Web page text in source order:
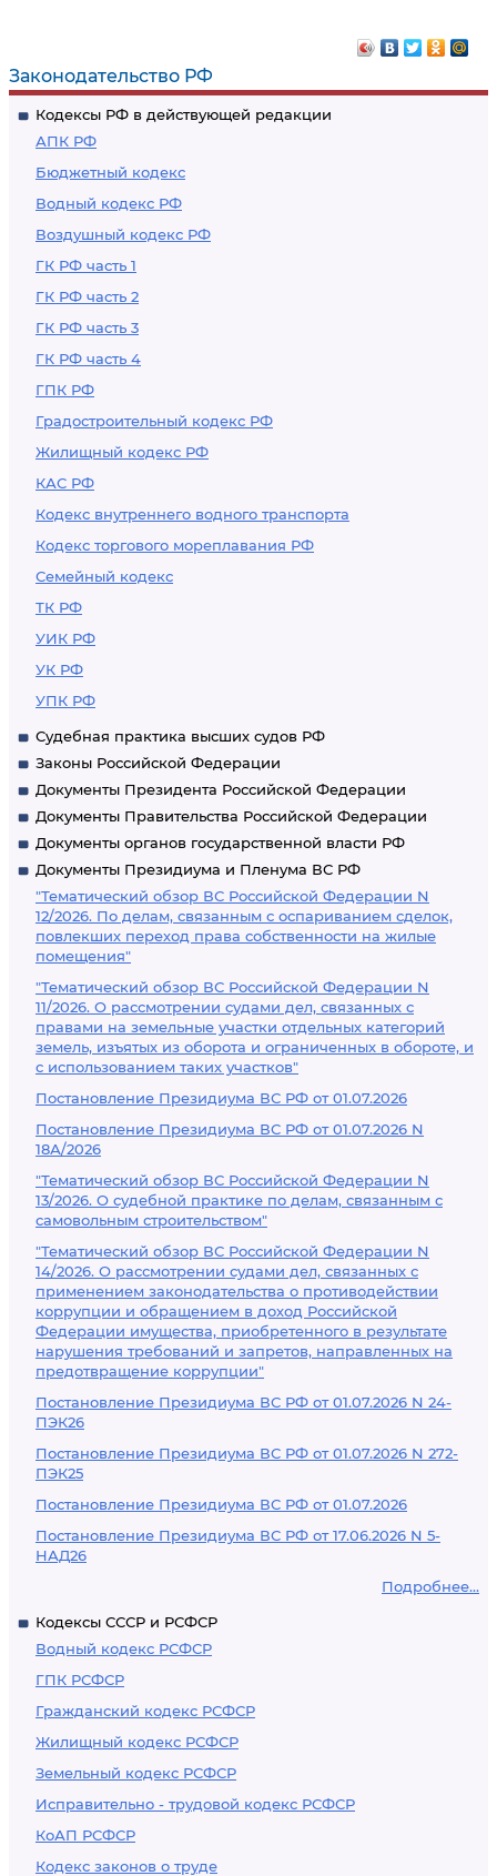
Законодательство РФ
Кодексы РФ в действующей редакции
АПК РФ
Бюджетный кодекс
Водный кодекс РФ
Воздушный кодекс РФ
ГК РФ часть 1
ГК РФ часть 2
ГК РФ часть 3
ГК РФ часть 4
ГПК РФ
Градостроительный кодекс РФ
Жилищный кодекс РФ
КАС РФ
Кодекс внутреннего водного транспорта
Кодекс торгового мореплавания РФ
Семейный кодекс
ТК РФ
УИК РФ
УК РФ
УПК РФ
Судебная практика высших судов РФ
Законы Российской Федерации
Документы Президента Российской Федерации
Документы Правительства Российской Федерации
Документы органов государственной власти РФ
Документы Президиума и Пленума ВС РФ
"Тематический обзор ВС Российской Федерации N
12/2026. По делам, связанным с оспариванием сделок,
повлекших переход права собственности на жилые
помещения"
"Тематический обзор ВС Российской Федерации N
11/2026. О рассмотрении судами дел, связанных с
правами на земельные участки отдельных категорий
земель, изъятых из оборота и ограниченных в обороте, и
с использованием таких участков"
Постановление Президиума ВС РФ от 01.07.2026
Постановление Президиума ВС РФ от 01.07.2026 N
18А/2026
"Тематический обзор ВС Российской Федерации N
13/2026. О судебной практике по делам, связанным с
самовольным строительством"
"Тематический обзор ВС Российской Федерации N
14/2026. О рассмотрении судами дел, связанных с
применением законодательства о противодействии
коррупции и обращением в доход Российской
Федерации имущества, приобретенного в результате
нарушения требований и запретов, направленных на
предотвращение коррупции"
Постановление Президиума ВС РФ от 01.07.2026 N 24-
ПЭК26
Постановление Президиума ВС РФ от 01.07.2026 N 272-
ПЭК25
Постановление Президиума ВС РФ от 01.07.2026
Постановление Президиума ВС РФ от 17.06.2026 N 5-
НАД26
Подробнее...
Кодексы СССР и РСФСР
Водный кодекс РСФСР
ГПК РСФСР
Гражданский кодекс РСФСР
Жилищный кодекс РСФСР
Земельный кодекс РСФСР
Исправительно - трудовой кодекс РСФСР
КоАП РСФСР
Кодекс законов о труде